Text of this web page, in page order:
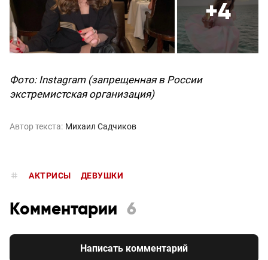
+4
Фото: Instagram (запрещенная в России
экстремистская организация)
Автор текста: Михаил Садчиков
АКТРИСЫ ДЕВУШКИ
Комментарии 6
Написать комментарий